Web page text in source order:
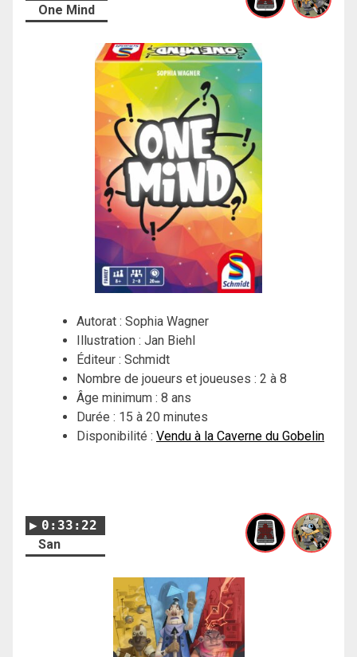
One Mind
Autorat : Sophia Wagner
Illustration : Jan Biehl
Éditeur : Schmidt
Nombre de joueurs et joueuses : 2 à 8
Âge minimum : 8 ans
Durée : 15 à 20 minutes
Disponibilité : Vendu à la Caverne du Gobelin
0:33:22
San